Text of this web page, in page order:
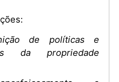
de políticas e
da propriedade